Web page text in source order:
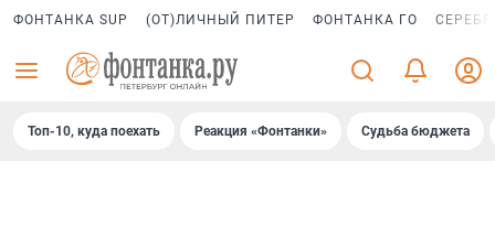
ФОНТАНКА SUP (ОТ)ЛИЧНЫЙ ПИТЕР ФОНТАНКА ГО
Топ-10, куда поехать Реакция «Фонтанки» Судьба бюджета